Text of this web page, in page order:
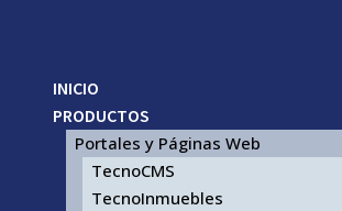
INICIO
PRODUCTOS
Portales y Páginas Web
TecnoCMS
TecnoInmuebles